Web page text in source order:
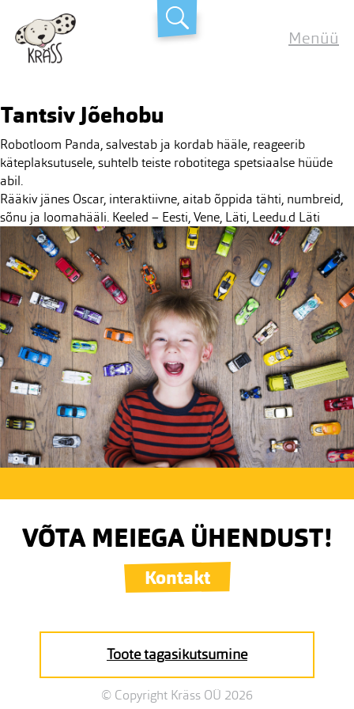
content
Kräss
Menüü
Tantsiv Jõehobu
Post
navigation
Robotloom Panda, salvestab ja kordab hääle, reageerib
käteplaksutusele, suhtelb teiste robotitega spetsiaalse hüüde
abil.
Rääkiv jänes Oscar, interaktiivne, aitab õppida tähti, numbreid,
sõnu ja loomahääli. Keeled – Eesti, Vene, Läti, Leedu.d Läti
VÕTA MEIEGA ÜHENDUST!
Kontakt
Toote tagasikutsumine
© Copyright Kräss OÜ 2026